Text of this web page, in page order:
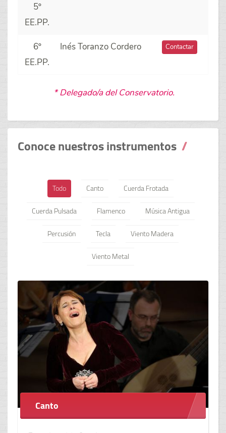
5º
EE.PP.
6º
EE.PP.
Inés Toranzo Cordero Contactar
* Delegado/a del Conservatorio.
Conoce nuestros instrumentos
Todo Canto
Cuerda Frotada
Cuerda Pulsada
Flamenco
Música Antigua
Percusión
Tecla
Viento Madera
Viento Metal
Canto